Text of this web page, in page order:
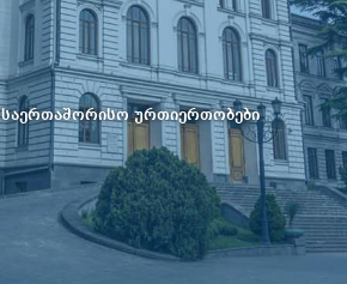
საერთაშორისო ურთიერთობები